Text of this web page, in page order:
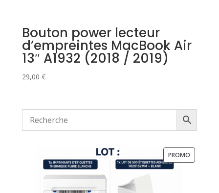
Bouton power lecteur
d’empreintes MacBook Air
13″ A1932 (2018 / 2019)
29,00 €
PROMO